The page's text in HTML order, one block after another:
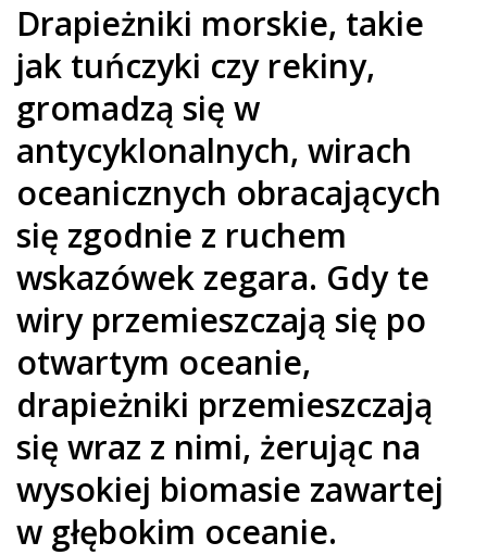
Drapieżniki morskie, takie
jak tuńczyki czy rekiny,
gromadzą się w
antycyklonalnych, wirach
oceanicznych obracających
się zgodnie z ruchem
wskazówek zegara. Gdy te
wiry przemieszczają się po
otwartym oceanie,
drapieżniki przemieszczają
się wraz z nimi, żerując na
wysokiej biomasie zawartej
w głębokim oceanie.